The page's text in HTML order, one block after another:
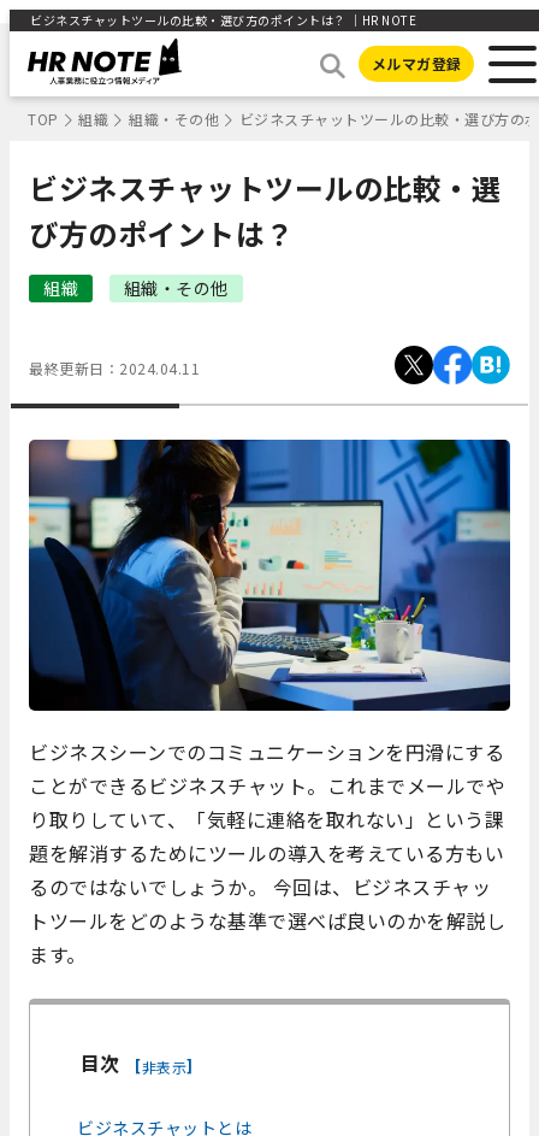
ビジネスチャットツールの比較・選び方のポイントは？ ｜HR NOTE
メルマガ登録
TOP 組織 組織・その他 ビジネスチャットツールの比較・選び方の
ビジネスチャットツールの比較・選
び方のポイントは？
組織 組織・その他
最終更新日： 2024.04.11
ビジネスシーンでのコミュニケーションを円滑にする
ことができるビジネスチャット。これまでメールでや
り取りしていて、「気軽に連絡を取れない」という課
題を解消するためにツールの導入を考えている方もい
るのではないでしょうか。 今回は、ビジネスチャッ
トツールをどのような基準で選べば良いのかを解説し
ます。
目次 [非表示]
ビジネスチャットとは